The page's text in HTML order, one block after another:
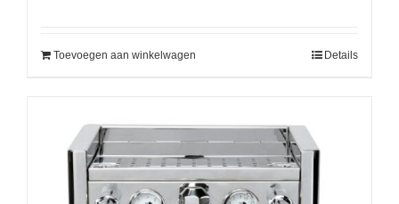
Toevoegen aan winkelwagen Details